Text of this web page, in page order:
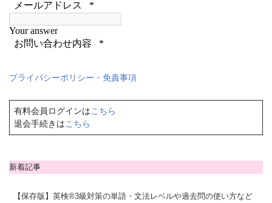
プライバシーポリシー・免責事項
有料会員ログインはこちら
退会手続きはこちら
新着記事
【保存版】英検®3級対策の単語・文法レベルや過去問の使い方など